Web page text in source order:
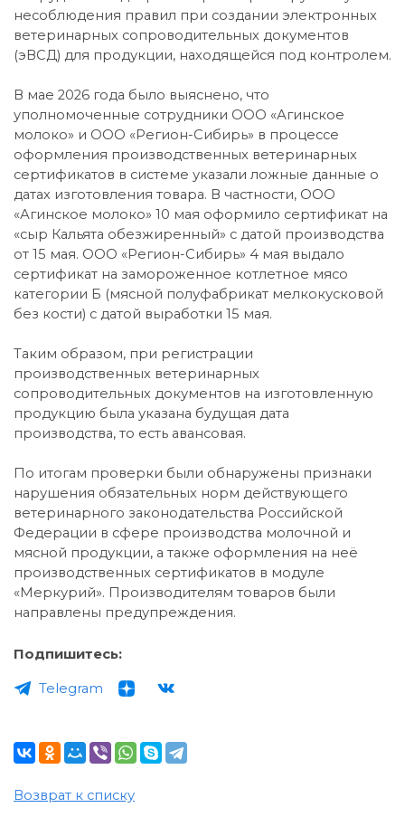
несоблюдения правил при создании электронных
ветеринарных сопроводительных документов
(эВСД) для продукции, находящейся под контролем.
В мае 2026 года было выяснено, что
уполномоченные сотрудники ООО «Агинское
молоко» и ООО «Регион-Сибирь» в процессе
оформления производственных ветеринарных
сертификатов в системе указали ложные данные о
датах изготовления товара. В частности, ООО
«Агинское молоко» 10 мая оформило сертификат на
«сыр Кальята обезжиренный» с датой производства
от 15 мая. ООО «Регион-Сибирь» 4 мая выдало
сертификат на замороженное котлетное мясо
категории Б (мясной полуфабрикат мелкокусковой
без кости) с датой выработки 15 мая.
Таким образом, при регистрации
производственных ветеринарных
сопроводительных документов на изготовленную
продукцию была указана будущая дата
производства, то есть авансовая.
По итогам проверки были обнаружены признаки
нарушения обязательных норм действующего
ветеринарного законодательства Российской
Федерации в сфере производства молочной и
мясной продукции, а также оформления на неё
производственных сертификатов в модуле
«Меркурий». Производителям товаров были
направлены предупреждения.
Подпишитесь:
Telegram
Возврат к списку